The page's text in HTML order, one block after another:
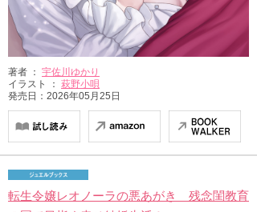
著者 ： 宇佐川ゆかり
イラスト ： 萩野小唄
発売日：2026年05月25日
転生令嬢レオノーラの悪あがき 残念閨教育